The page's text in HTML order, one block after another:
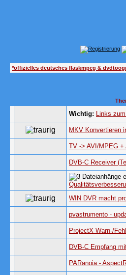
*offizielles deutsches flaskmpeg &
Wichtig: Links
MKV Konvertieren
TV -> AVI/MPEG +
DVB-C Receiver
WIN DVR macht
pvastrumento -
ProjectX Warn-/
DVB-C Empfang
PARanoia -